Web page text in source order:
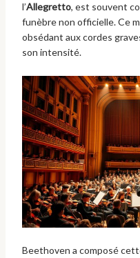
l’Allegretto, est souvent
funèbre non officielle. Ce
obsédant aux cordes
son intensité.
Beethoven a composé